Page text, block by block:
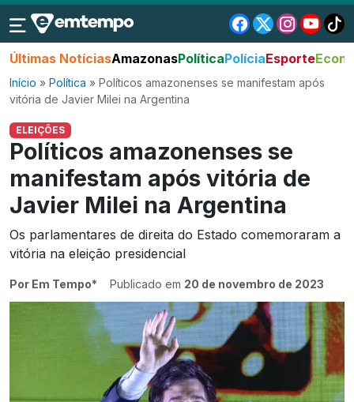
Últimas NotíciasAmazonasPolíticaPolíciaEsporte
Início » Política » Políticos amazonenses se manifestam após
vitória de Javier Milei na Argentina
ELEIÇÕES
Políticos amazonenses se
manifestam após vitória de
Javier Milei na Argentina
Os parlamentares de direita do Estado comemoraram a
vitória na eleição presidencial
Por Em Tempo* Publicado em 20 de novembro de 2023